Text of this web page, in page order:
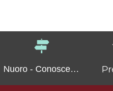
Nuoro - Conoscerla